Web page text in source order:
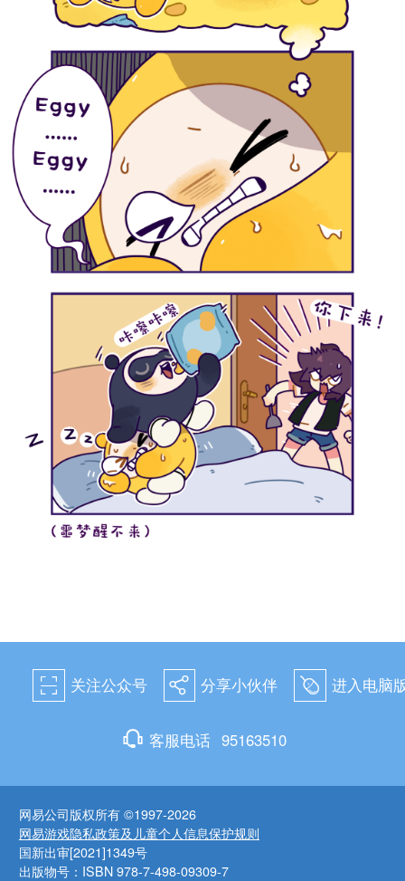
򰀁 关注公众号 򰀂 分享小伙伴 򰀄 进入电脑
򰀃 客服电话 95163510
网易公司版权所有 ©1997-2026
网易游戏隐私政策及儿童个人信息保护规则
国新出审[2021]1349号
出版物号：ISBN 978-7-498-09309-7